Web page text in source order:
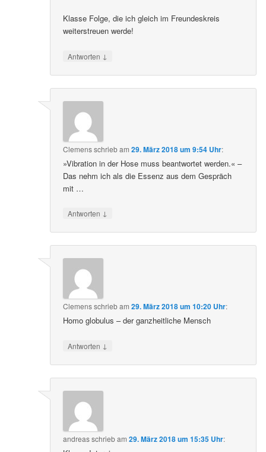
Klasse Folge, die ich gleich im Freundeskreis
weiterstreuen werde!
Antworten ↓
Clemensschriebam29. März 2018 um 9:54 Uhr:
»Vibration in der Hose muss beantwortet werden.« –
Das nehm ich als die Essenz aus dem Gespräch
mit …
Antworten ↓
Clemensschriebam29. März 2018 um 10:20 Uhr:
Homo globulus – der ganzheitliche Mensch
Antworten ↓
andreasschriebam29. März 2018 um 15:35 Uhr: